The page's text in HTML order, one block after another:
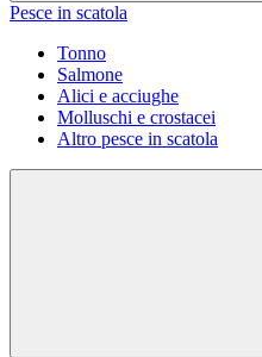
Pesce in scatola
Tonno
Salmone
Alici e acciughe
Molluschi e crostacei
Altro pesce in scatola